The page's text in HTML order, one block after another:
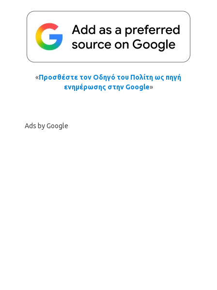
«Προσθέστε τον Οδηγό του Πολίτη ως πηγή
ενημέρωσης στην Google»
Ads by Google